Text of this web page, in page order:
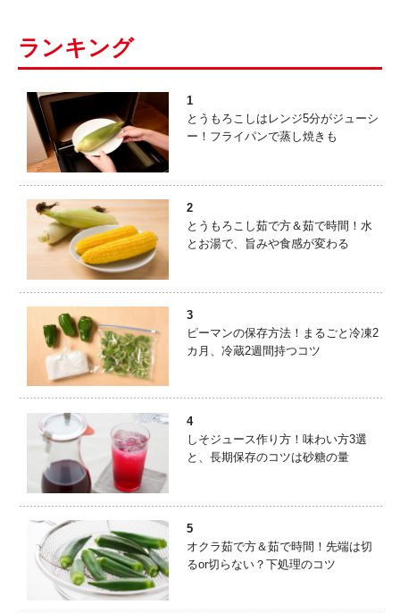
ランキング
1
とうもろこしはレンジ5分がジューシ
ー！フライパンで蒸し焼きも
2
とうもろこし茹で方＆茹で時間！水
とお湯で、旨みや食感が変わる
3
ピーマンの保存方法！まるごと冷凍2
カ月、冷蔵2週間持つコツ
4
しそジュース作り方！味わい方3選
と、長期保存のコツは砂糖の量
5
オクラ茹で方＆茹で時間！先端は切
るor切らない？下処理のコツ